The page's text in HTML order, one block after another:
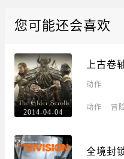
您可能还会喜欢
2014-04-04
上古卷
Scrolls
动作
动作 · 冒
全境封